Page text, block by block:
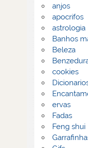
anjos
apocrifos
astrologia
Banhos
Beleza
cookies
ervas
Fadas
Feng shui